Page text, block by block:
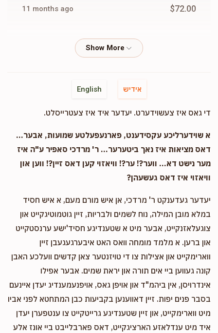
11 months ago $72.00
Isumer Leifer
Isumer Leifer
שמואל מאיר האסIsumer Leifer
11 months ago $50.00
גיב א שיינע נדבה פון
לכבוד מיין שכן א צדיק!
English אידיש
די גאס איז צעשוידערט. יעדער איד איז צעטרייסלט.
א שוידערליכע עקסידענט, פארנעפעלטע שמועות, אבער...
דאס מציאות איז נאך ביטערער... ר' מרדכי סאפיר ע"ה איז
מער נישט דא... ווער?! ער?! וויאזוי קען דאס זיין?! ווען און
וויאזוי איז דאס געשעהן?
יעדער געדענקט ר' מרדכי, אן איש מורם מעם, א איש חסיד
במלא מובן המילה, נוח לשמים ולבריות, זיין גוטמוטיגקייט און
צוגעלאזנקייט, אבער מיט א שטענדיגע חסיד'ישע ערנסטקייט
און ברען. א מלמד מומחה וואס האט איבערגעגעבן זיין
ווארימקייט און אצילות צו די טויזנטער צאן קדשים וועלכע האבן
קונה געווען ביי אים תורה און יראת שמים. אבער אפילו
אינדרויסן, אין ביהמ"ד און אויפן גאס, אויפנעמענדיג יעדן איינעם
בסבר פנים יפות. זיין דאווענען בקביעות כבן המתחטא לפני אביו
מיט ווארימקייט, און זיין שטענדיגע גרייטקייט צו ענטפערן יעדן
איד מיט ענדלאזע הארציגקייט, דאס פארבלייבט ביי אונז אלע